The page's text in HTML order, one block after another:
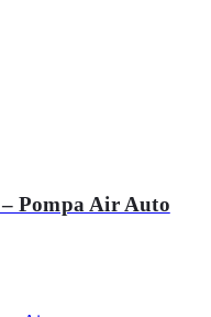
Pompa Air Auto